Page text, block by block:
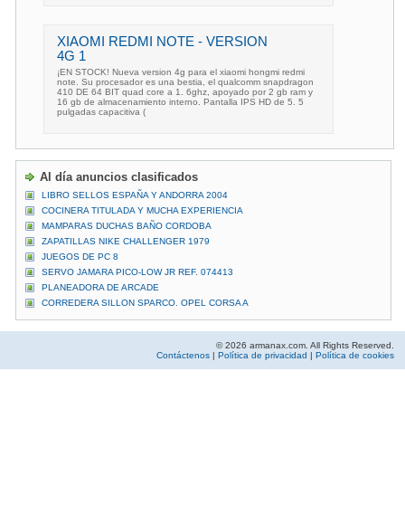
XIAOMI REDMI NOTE - VERSION
4G 1
¡EN STOCK! Nueva version 4g para el xiaomi hongmi redmi
note. Su procesador es una bestia, el qualcomm snapdragon
410 DE 64 BIT quad core a 1. 6ghz, apoyado por 2 gb ram y
16 gb de almacenamiento interno. Pantalla IPS HD de 5. 5
pulgadas capacitiva (
Al día anuncios clasificados
LIBRO SELLOS ESPAÑA Y ANDORRA 2004
COCINERA TITULADA Y MUCHA EXPERIENCIA
MAMPARAS DUCHAS BAÑO CORDOBA
ZAPATILLAS NIKE CHALLENGER 1979
JUEGOS DE PC 8
SERVO JAMARA PICO-LOW JR REF. 074413
PLANEADORA DE ARCADE
CORREDERA SILLON SPARCO. OPEL CORSA A
© 2026 armanax.com. All Rights Reserved.
Contáctenos | Política de privacidad | Política de cookies